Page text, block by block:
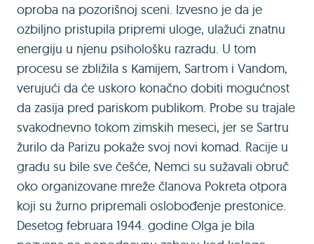
oproba na pozorišnoj sceni. Izvesno je da je
ozbiljno pristupila pripremi uloge, ulažući znatnu
energiju u njenu psihološku razradu. U tom
procesu se zbližila s Кamijem, Sartrom i Vandom,
verujući da će uskoro konačno dobiti mogućnost
da zasija pred pariskom publikom. Probe su trajale
svakodnevno tokom zimskih meseci, jer se Sartru
žurilo da Parizu pokaže svoj novi komad. Racije u
gradu su bile sve češće, Nemci su sužavali obruč
oko organizovane mreže članova Pokreta otpora
koji su žurno pripremali oslobođenje prestonice.
Desetog februara 1944. godine Olga je bila